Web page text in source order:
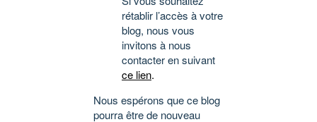
rétablir l’accès à votre
blog, nous vous
invitons à nous
contacter en suivant
ce lien.
Nous espérons que ce blog
pourra être de nouveau